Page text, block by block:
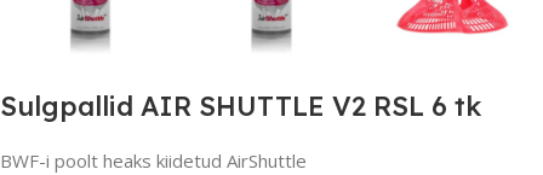
Sulgpallid AIR SHUTTLE V2 RSL 6 tk
BWF-i poolt heaks kiidetud AirShuttle